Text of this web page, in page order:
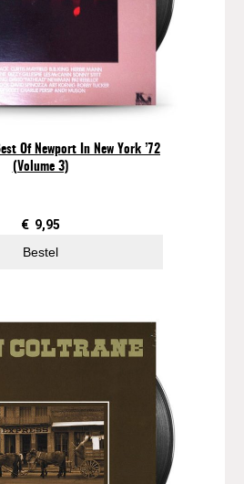
Of Newport In New York ’72
(Volume 3)
€ 9,95
Bestel